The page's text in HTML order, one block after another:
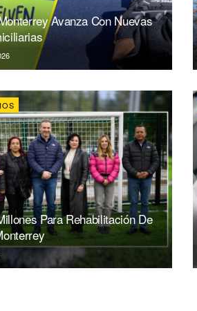
Avanza Con Nuevas
Para Rehabilitación De